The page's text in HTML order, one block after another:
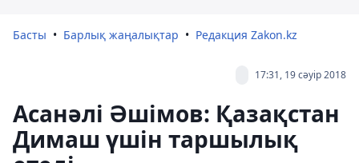
Басты Барлық жаңалықтар Редакция Zakon.kz
17:31, 19 сәуір 2018
​Асанәлі Әшімов: Қазақстан
Димаш үшін таршылық